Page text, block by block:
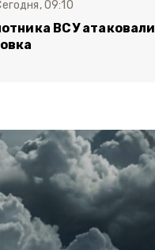
09:10
ВСУ атаковали